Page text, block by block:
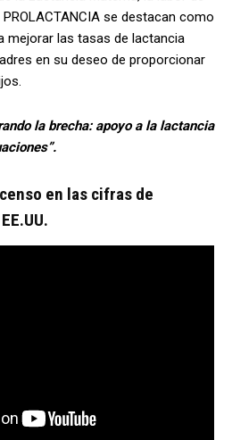
se destacan como
mejorar las tasas de lactancia
en su deseo de proporcionar
la brecha: apoyo a la lactancia
en las cifras de